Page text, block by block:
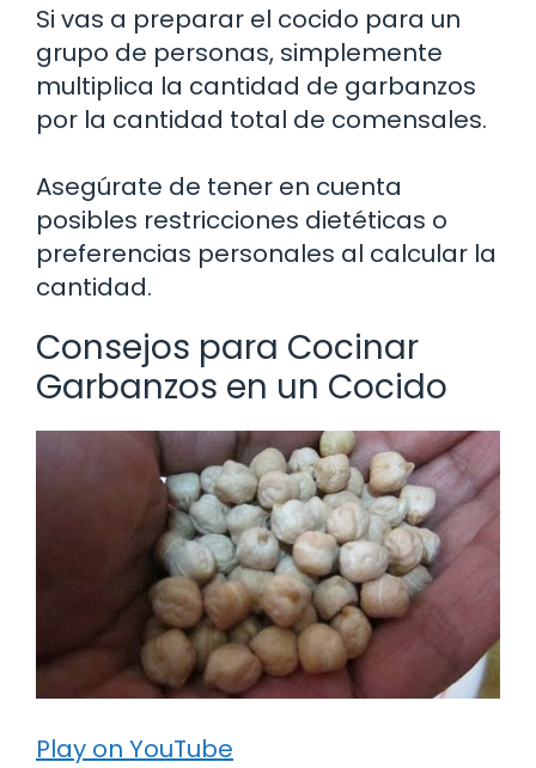
Si vas a preparar el cocido para un
grupo de personas, simplemente
multiplica la cantidad de garbanzos
por la cantidad total de comensales.
Asegúrate de tener en cuenta
posibles restricciones dietéticas o
preferencias personales al calcular la
cantidad.
Consejos para Cocinar
Garbanzos en un Cocido
Play on YouTube